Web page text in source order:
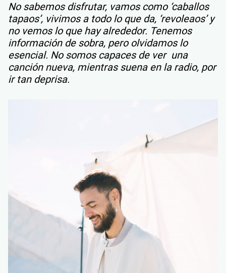
No sabemos disfrutar, vamos como ‘caballos
tapaos’, vivimos a todo lo que da, ‘revoleaos’ y
no vemos lo que hay alrededor. Tenemos
información de sobra, pero olvidamos lo
esencial. No somos capaces de ver una
canción nueva, mientras suena en la radio, por
ir tan deprisa.